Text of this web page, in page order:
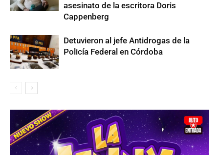
asesinato de la escritora Doris
Cappenberg
Detuvieron al jefe Antidrogas de la
Policía Federal en Córdoba